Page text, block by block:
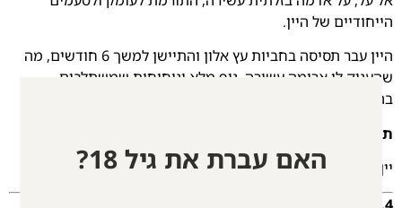
הייחודיים של היין.
היין עבר תסיסה בחביות עץ אלון והתיישן למשך 6 חודשים, מה
שהעניק לו ארומה עשירה, גוף מלא וניחוחות שמשתלבים
בהרמוניה עם פרי עדין ומרענן.
תכולת אלכוהול:
יין זה נעשה ביקב קנאטיר.
4. יין לבן חצי יבש גוורצטרמינר
האם עברת את גיל 18?